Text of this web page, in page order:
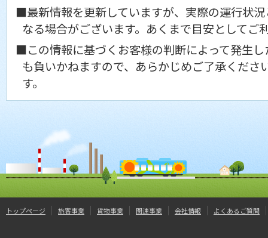
■最新情報を更新していますが、実際の運行状
なる場合がございます。あくまで目安としてご
■この情報に基づくお客様の判断によって発生
も負いかねますので、あらかじめご了承くださ
す。
トップページ 旅客事業 貨物事業 関連事業 会社情報 よくあるご質問